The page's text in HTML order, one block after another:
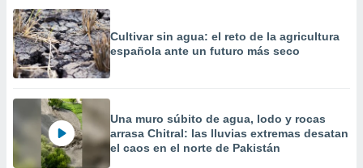
Cultivar sin agua: el reto de la agricultura
española ante un futuro más seco
Una muro súbito de agua, lodo y rocas
arrasa Chitral: las lluvias extremas desatan
el caos en el norte de Pakistán